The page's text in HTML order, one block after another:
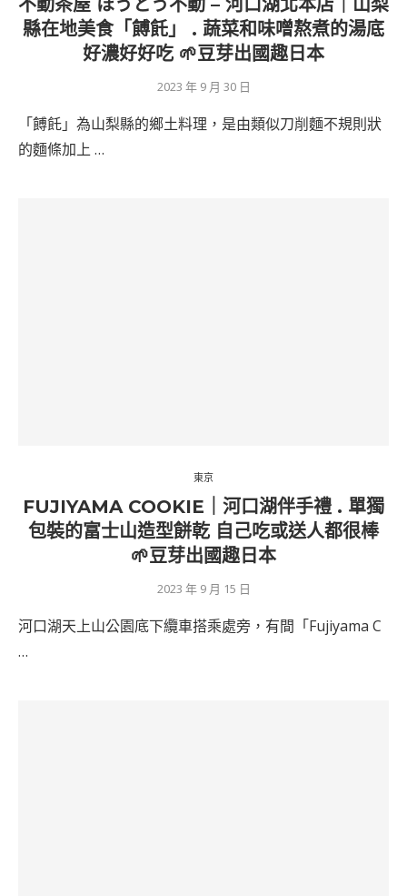
縣在地美食「餺飥」 . 蔬菜和味噌熬煮的湯底
好濃好好吃 🌱豆芽出國趣日本
2023 年 9 月 30 日
「餺飥」為山梨縣的鄉土料理，是由類似刀削麵不規則狀
的麵條加上 …
東京
FUJIYAMA COOKIE｜河口湖伴手禮 . 單獨
包裝的富士山造型餅乾 自己吃或送人都很棒
🌱豆芽出國趣日本
2023 年 9 月 15 日
河口湖天上山公園底下纜車搭乘處旁，有間「Fujiyama C
…